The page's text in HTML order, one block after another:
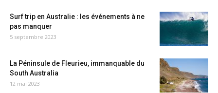
Surf trip en Australie : les événements à ne
pas manquer
5 septembre 2023
La Péninsule de Fleurieu, immanquable du
South Australia
12 mai 2023